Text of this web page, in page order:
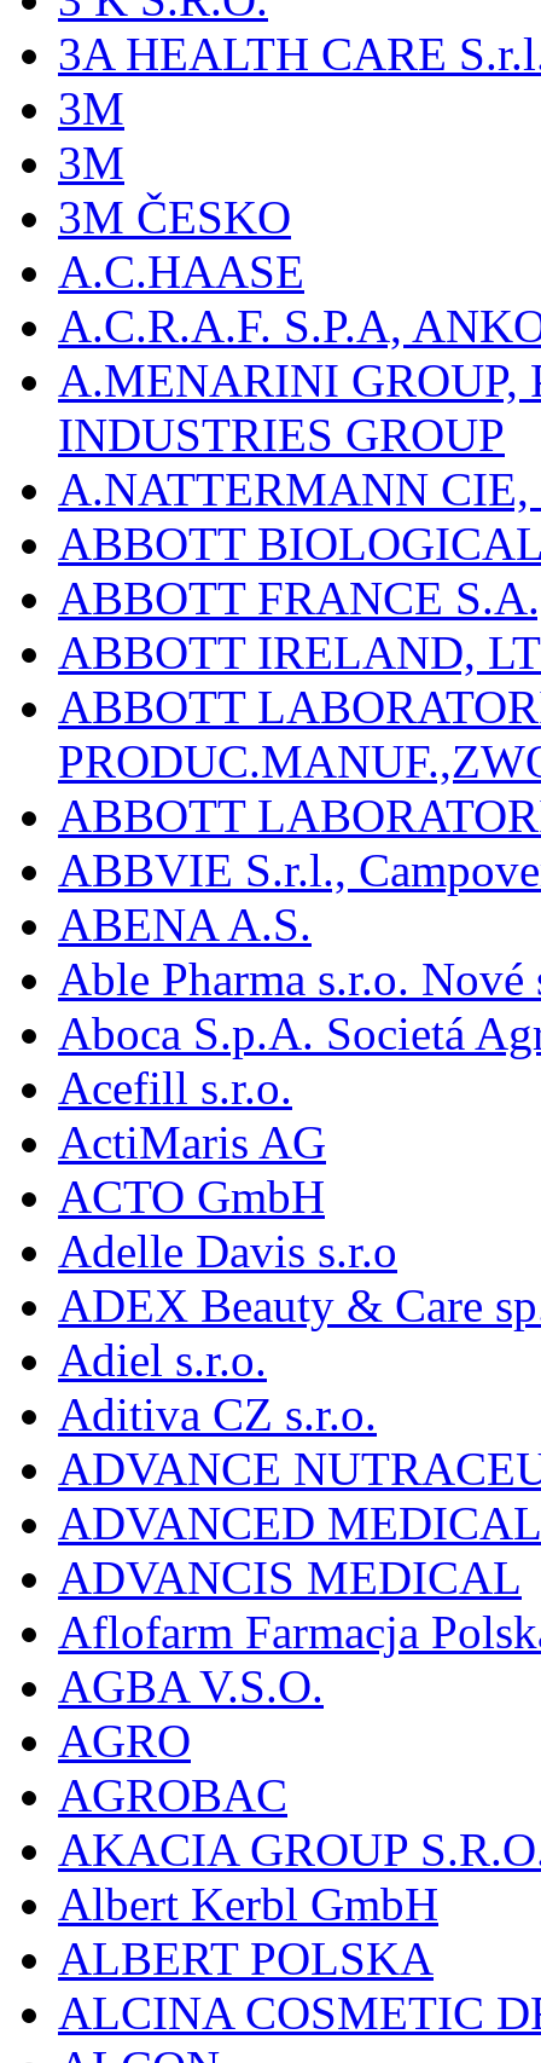
3A HEALTH CARE
3M
3M
3M ČESKO
A.C.HAASE
A.C.R.A.F. S.P.A,
A.MENARINI
INDUSTRIES GROUP
A.NATTERMANN
ABBOTT
ABBOTT FRANCE
ABBOTT IRELAND,
ABBOTT
ABBOTT
ABBVIE S.r.l.,
ABENA A.S.
Able Pharma s.r.o.
Aboca S.p.A. Societá
Acefill s.r.o.
ActiMaris AG
ACTO GmbH
Adelle Davis s.r.o
ADEX Beauty & Care
Adiel s.r.o.
Aditiva CZ s.r.o.
ADVANCE
ADVANCED
ADVANCIS MEDICAL
Aflofarm Farmacja
AGBA V.S.O.
AGRO
AGROBAC
AKACIA GROUP
Albert Kerbl GmbH
ALBERT POLSKA
ALCINA COSMETIC